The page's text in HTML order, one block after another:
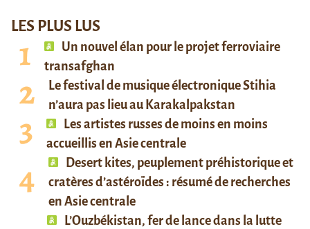
LES PLUS LUS
Un nouvel élan pour le projet ferroviaire
transafghan
Le festival de musique électronique Stihia
n’aura pas lieu au Karakalpakstan
Les artistes russes de moins en moins
accueillis en Asie centrale
Desert kites, peuplement préhistorique et
cratères d’astéroïdes : résumé de recherches
en Asie centrale
L’Ouzbékistan, fer de lance dans la lutte